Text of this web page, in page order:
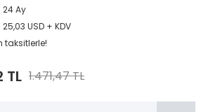
24 Ay
25,03 USD + KDV
taksitlerle!
TL 1.471,47 TL